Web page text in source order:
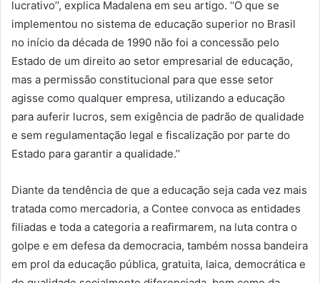
lucrativo’’, explica Madalena em seu artigo. ‘‘O que se
implementou no sistema de educação superior no Brasil
no início da década de 1990 não foi a concessão pelo
Estado de um direito ao setor empresarial de educação,
mas a permissão constitucional para que esse setor
agisse como qualquer empresa, utilizando a educação
para auferir lucros, sem exigência de padrão de qualidade
e sem regulamentação legal e fiscalização por parte do
Estado para garantir a qualidade.’’
Diante da tendência de que a educação seja cada vez mais
tratada como mercadoria, a Contee convoca as entidades
filiadas e toda a categoria a reafirmarem, na luta contra o
golpe e em defesa da democracia, também nossa bandeira
em prol da educação pública, gratuita, laica, democrática e